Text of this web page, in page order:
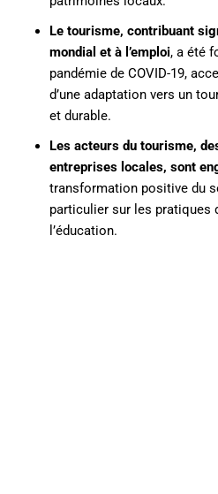
Le tourisme, contribuant
mondial et à l’emploi, a été
pandémie de COVID-19,
d’une adaptation vers un
et durable.
Les acteurs du tourisme,
entreprises locales, sont
transformation positive du
particulier sur les pratiques
l’éducation.